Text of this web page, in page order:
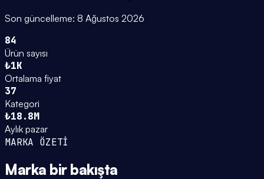
Son güncelleme: 8 Ağustos 2026
84
Ürün sayısı
₺1K
Ortalama fiyat
37
Kategori
₺18.8M
Aylık pazar
MARKA ÖZETİ
Marka bir bakışta